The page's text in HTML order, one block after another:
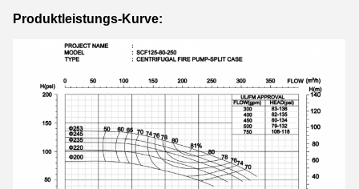
Produktleistungs-Kurve: